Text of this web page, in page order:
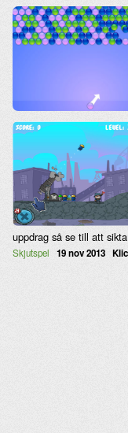
uppdrag så se till att
Skjutspel 19 nov 2013